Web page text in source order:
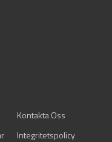
Kontakta Oss
Integritetspolicy